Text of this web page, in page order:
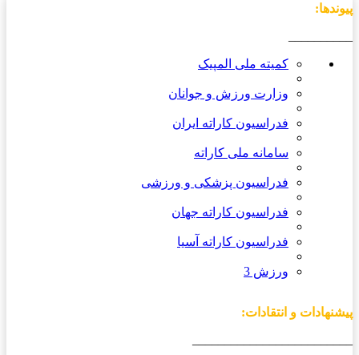
پیوندها:
کمیته ملی المپیک
وزارت ورزش و جوانان
فدراسیون کاراته ایران
سامانه ملی کاراته
فدراسیون پزشکی و ورزشی
فدراسیون کاراته جهان
فدراسیون کاراته آسیا
ورزش 3
پیشنهادات و انتقادات: